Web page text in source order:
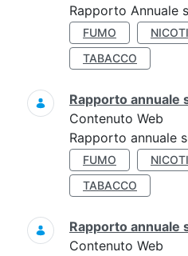
Rapporto Annuale
FUMO
TABACCO
Rapporto annuale
Contenuto Web
Rapporto annuale
FUMO
TABACCO
Rapporto annuale
Contenuto Web